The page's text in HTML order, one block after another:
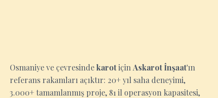
Osmaniye ve çevresindekarotiçin Askarot İnşaat'ın
referans rakamları açıktır: 20+ yıl saha deneyimi,
3.000+ tamamlanmış proje, 81 il operasyon kapasitesi,